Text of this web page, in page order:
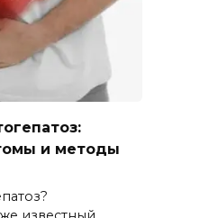
и методы